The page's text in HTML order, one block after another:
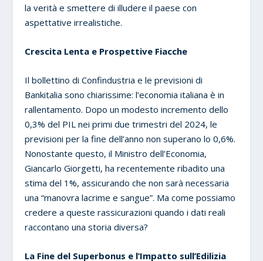
la verità e smettere di illudere il paese con
aspettative irrealistiche.
Crescita Lenta e Prospettive Fiacche
Il bollettino di Confindustria e le previsioni di
Bankitalia sono chiarissime: l’economia italiana è in
rallentamento. Dopo un modesto incremento dello
0,3% del PIL nei primi due trimestri del 2024, le
previsioni per la fine dell’anno non superano lo 0,6%.
Nonostante questo, il Ministro dell’Economia,
Giancarlo Giorgetti, ha recentemente ribadito una
stima del 1%, assicurando che non sarà necessaria
una “manovra lacrime e sangue”. Ma come possiamo
credere a queste rassicurazioni quando i dati reali
raccontano una storia diversa?
La Fine del Superbonus e l’Impatto sull’Edilizia